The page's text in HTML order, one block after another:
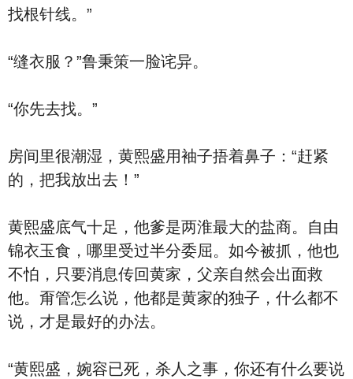
找根针线。”
“缝衣服？”鲁秉策一脸诧异。
“你先去找。”
房间里很潮湿，黄熙盛用袖子捂着鼻子：“赶紧
的，把我放出去！”
黄熙盛底气十足，他爹是两淮最大的盐商。自由
锦衣玉食，哪里受过半分委屈。如今被抓，他也
不怕，只要消息传回黄家，父亲自然会出面救
他。甭管怎么说，他都是黄家的独子，什么都不
说，才是最好的办法。
“黄熙盛，婉容已死，杀人之事，你还有什么要说